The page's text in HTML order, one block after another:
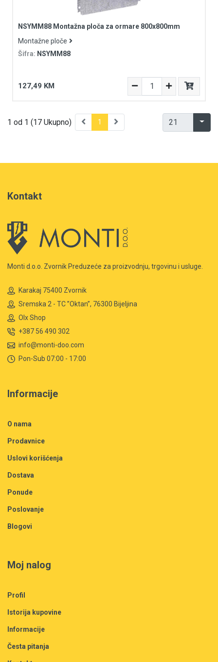
NSYMM88 Montažna ploča za ormare 800x800mm
Montažne ploče
Šifra: NSYMM88
127,49 KM
1 od 1 (17 Ukupno) 1
Kontakt
Monti d.o.o. Zvornik Preduzeće za proizvodnju, trgovinu i usluge.
Karakaj 75400 Zvornik
Sremska 2 - TC ”Oktan”, 76300 Bijeljina
Olx Shop
+387 56 490 302
info@monti-doo.com
Pon-Sub 07:00 - 17:00
Informacije
O nama
Prodavnice
Uslovi korišćenja
Dostava
Ponude
Poslovanje
Blogovi
Moj nalog
Profil
Istorija kupovine
Informacije
Česta pitanja